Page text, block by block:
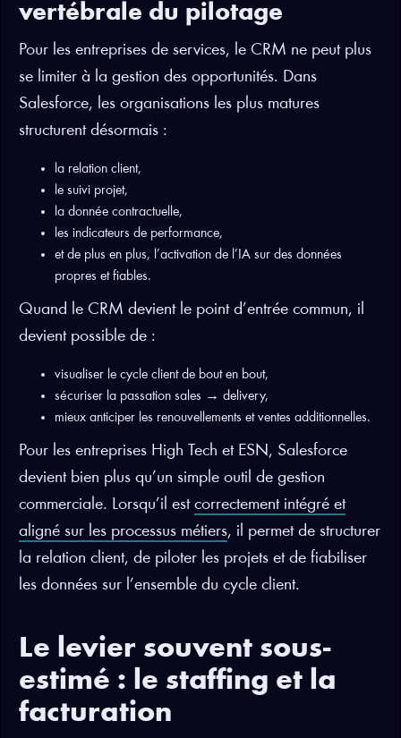
vertébrale du pilotage
Pour les entreprises de services, le CRM ne peut plus
se limiter à la gestion des opportunités. Dans
Salesforce, les organisations les plus matures
structurent désormais :
la relation client,
le suivi projet,
la donnée contractuelle,
les indicateurs de performance,
et de plus en plus, l’activation de l’IA sur des données
propres et fiables.
Quand le CRM devient le point d’entrée commun, il
devient possible de :
visualiser le cycle client de bout en bout,
sécuriser la passation sales → delivery,
mieux anticiper les renouvellements et ventes additionnelles.
Pour les entreprises High Tech et ESN, Salesforce
devient bien plus qu’un simple outil de gestion
commerciale. Lorsqu’il est correctement intégré et
aligné sur les processus métiers, il permet de structurer
la relation client, de piloter les projets et de fiabiliser
les données sur l’ensemble du cycle client.
Le levier souvent sous-
estimé : le staffing et la
facturation